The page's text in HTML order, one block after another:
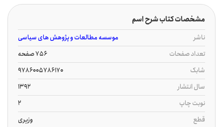
مشخصات کتاب شرح اسم
ناشر
موسسه مطالعات و پژوهش های سیاسی
تعداد صفحات
756 صفحه
شابک
9786005786170
سال انتشار
1392
نوبت چاپ
2
قطع
وزیری